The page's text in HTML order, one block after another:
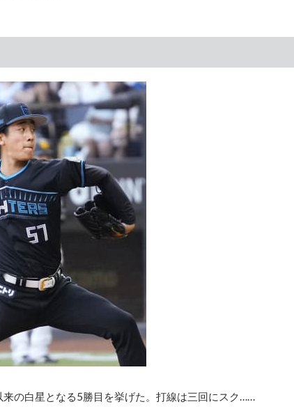
の白星となる5勝目を挙げた。打線は三回にスク……